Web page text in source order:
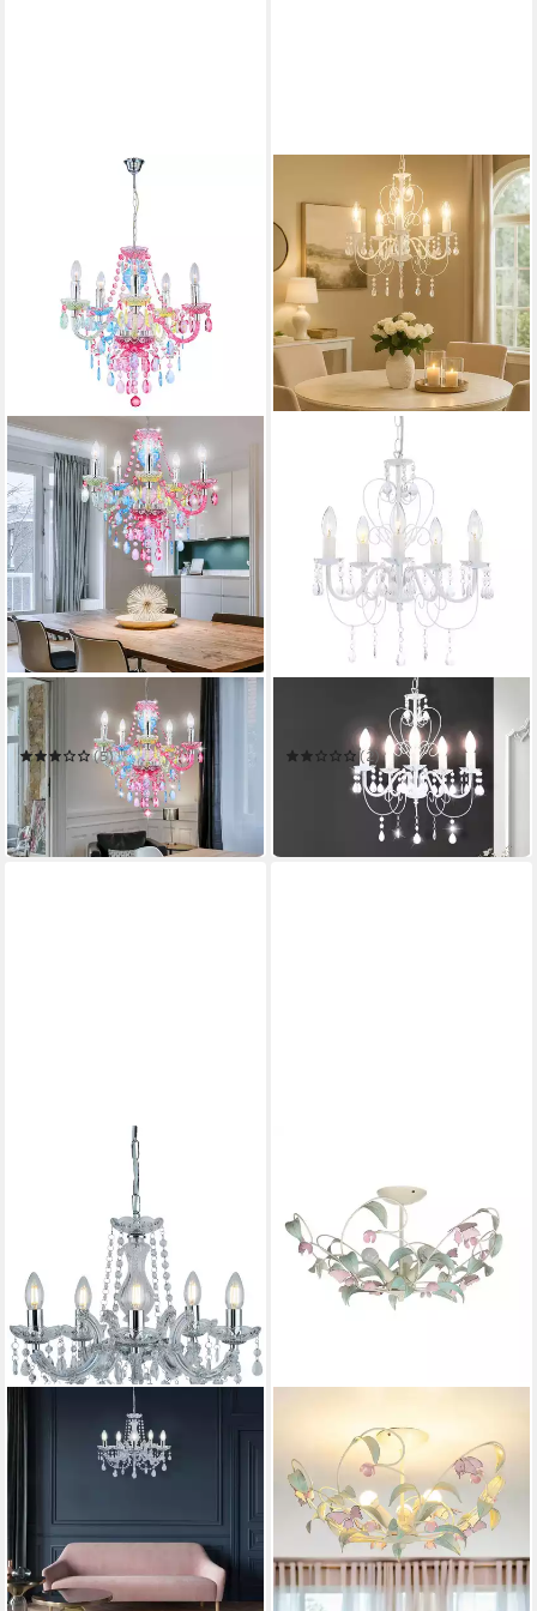
GLOBO LIGHTING
Kronleuchter
(5)
82,95 € UVP149,99 €
-45%
in 2-3 Werktagen bei dir
GLOBO LIGHTING
Kronleuchter
(2)
UVP109,99 €
in 2-3 Werktagen bei dir